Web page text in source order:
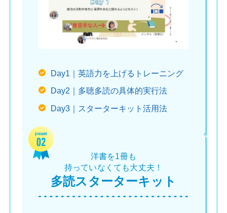
Day1｜英語力を上げるトレーニング
Day2｜多聴多読の具体的実行法
Day3｜スターターキット活用法
洋書を1冊も
持っていなくても大丈夫！
多読スターターキット